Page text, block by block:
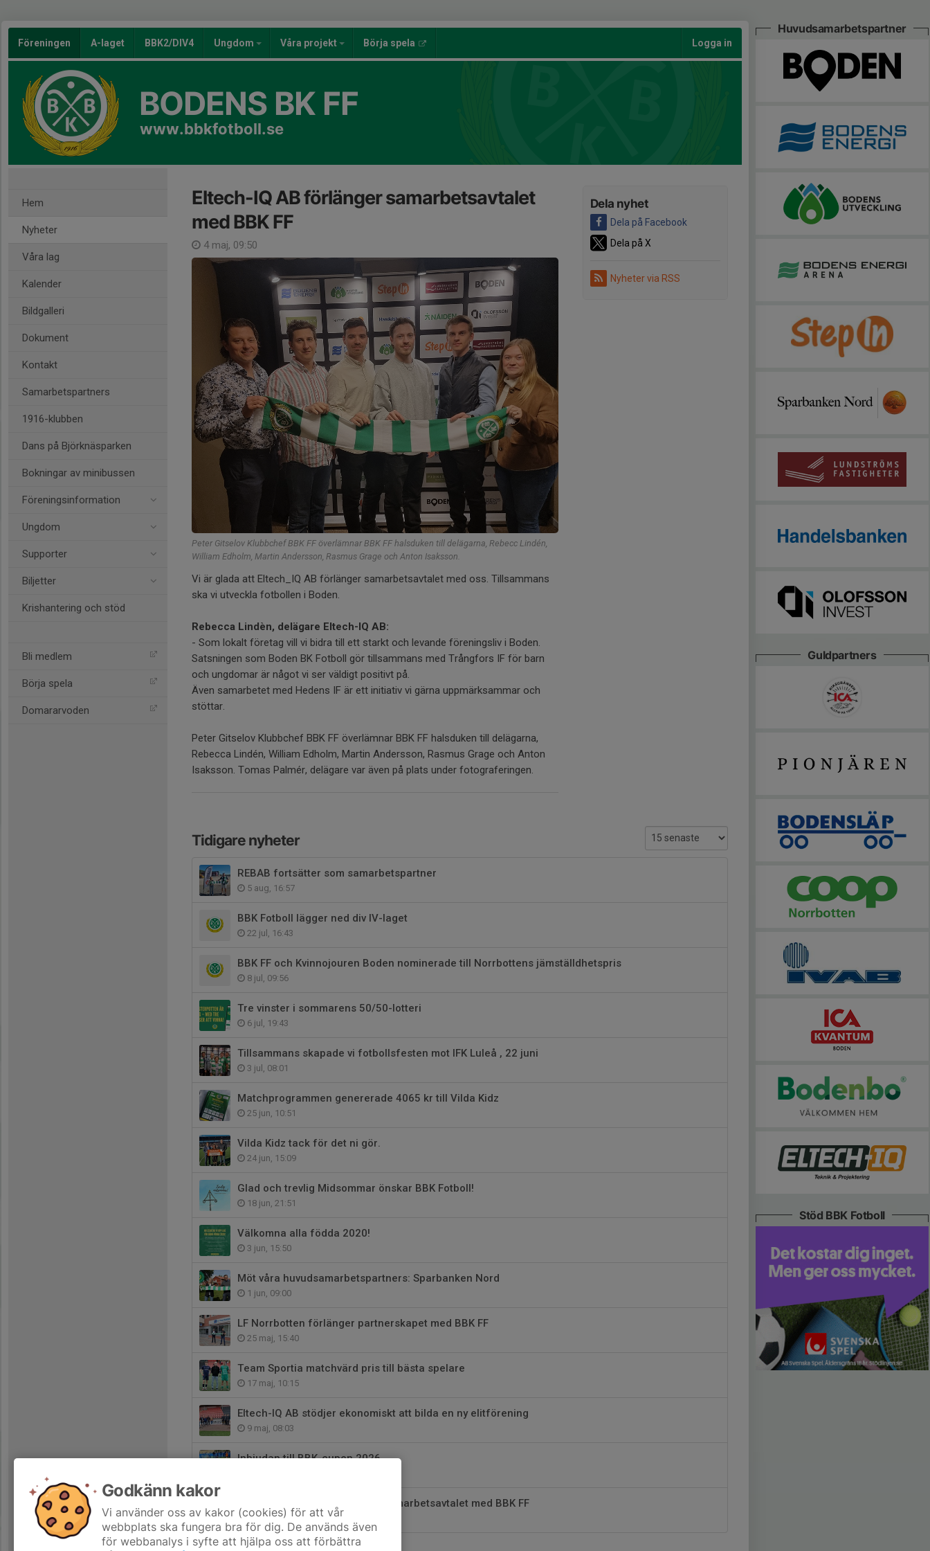
Föreningen A-laget BBK2/DIV4 Ungdom Våra projekt Börja spela Logga in
BODENS BK FF
www.bbkfotboll.se
Hem
Nyheter
Våra lag
Kalender
Bildgalleri
Dokument
Kontakt
Samarbetspartners
1916-klubben
Dans på Björknäsparken
Bokningar av minibussen
Föreningsinformation
Ungdom
Supporter
Biljetter
Krishantering och stöd
Bli medlem
Börja spela
Domararvoden
Dela nyhet
Dela på Facebook
Dela på X
Nyheter via RSS
Eltech-IQ AB förlänger samarbetsavtalet
med BBK FF
4 maj, 09:50
Peter Gitselov Klubbchef BBK FF överlämnar BBK FF halsduken till delägarna, Rebecc Lindén,
William Edholm, Martin Andersson, Rasmus Grage och Anton Isaksson.
Vi är glada att Eltech_IQ AB förlänger samarbetsavtalet med oss. Tillsammans
ska vi utveckla fotbollen i Boden.
Rebecca Lindèn, delägare Eltech-IQ AB:
- Som lokalt företag vill vi bidra till ett starkt och levande föreningsliv i Boden.
Satsningen som Boden BK Fotboll gör tillsammans med Trångfors IF för barn
och ungdomar är något vi ser väldigt positivt på.
Även samarbetet med Hedens IF är ett initiativ vi gärna uppmärksammar och
stöttar.
Peter Gitselov Klubbchef BBK FF överlämnar BBK FF halsduken till delägarna,
Rebecca Lindén, William Edholm, Martin Andersson, Rasmus Grage och Anton
Isaksson. Tomas Palmér, delägare var även på plats under fotograferingen.
Tidigare nyheter
REBAB fortsätter som samarbetspartner
5 aug, 16:57
BBK Fotboll lägger ned div IV-laget
22 jul, 16:43
BBK FF och Kvinnojouren Boden nominerade till Norrbottens jämställdhetspris
8 jul, 09:56
Tre vinster i sommarens 50/50-lotteri
6 jul, 19:43
Tillsammans skapade vi fotbollsfesten mot IFK Luleå , 22 juni
3 jul, 08:01
Matchprogrammen genererade 4065 kr till Vilda Kidz
25 jun, 10:51
Vilda Kidz tack för det ni gör.
24 jun, 15:09
Glad och trevlig Midsommar önskar BBK Fotboll!
18 jun, 21:51
Välkomna alla födda 2020!
3 jun, 15:50
Möt våra huvudsamarbetspartners: Sparbanken Nord
1 jun, 09:00
LF Norrbotten förlänger partnerskapet med BBK FF
25 maj, 15:40
Team Sportia matchvärd pris till bästa spelare
17 maj, 10:15
Eltech-IQ AB stödjer ekonomiskt att bilda en ny elitförening
9 maj, 08:03
Inbjudan till BBK-cupen 2026
Restaurang Garniz förlänger samarbetsavtalet med BBK FF
6 maj, 13:39
Huvudsamarbetspartner
Guldpartners
Stöd BBK Fotboll
Godkänn kakor
Vi använder oss av kakor (cookies) för att vår
webbplats ska fungera bra för dig. De används även
för webbanalys i syfte att hjälpa oss att förbättra